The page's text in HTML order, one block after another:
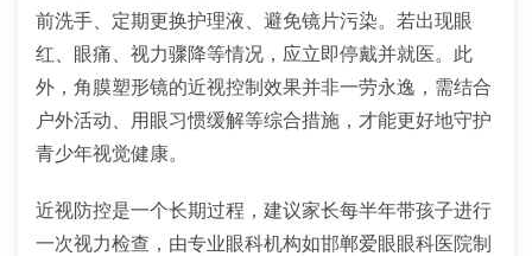
前洗手、定期更换护理液、避免镜片污染。若出现眼
红、眼痛、视力骤降等情况，应立即停戴并就医。此
外，角膜塑形镜的近视控制效果并非一劳永逸，需结合
户外活动、用眼习惯缓解等综合措施，才能更好地守护
青少年视觉健康。
近视防控是一个长期过程，建议家长每半年带孩子进行
一次视力检查，由专业眼科机构如邯郸爱眼眼科医院制